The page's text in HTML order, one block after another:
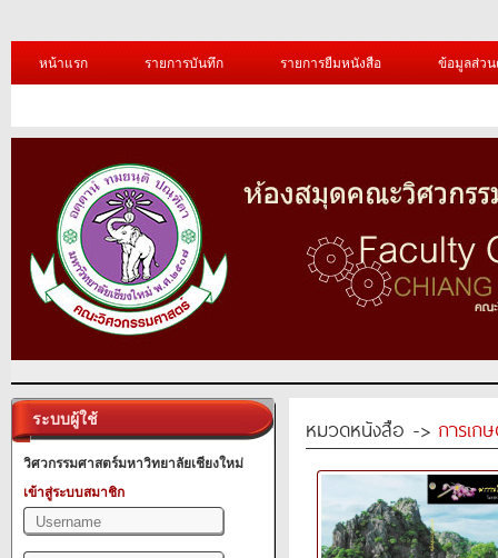
หน้าแรก รายการบันทึก รายการยืมหนังสือ ข้อมูลส่ว
ระบบผู้ใช้
วิศวกรรมศาสตร์มหาวิทยาลัยเชียงใหม่
เข้าสู่ระบบสมาชิก
หมวดหนังสือ -> การเก